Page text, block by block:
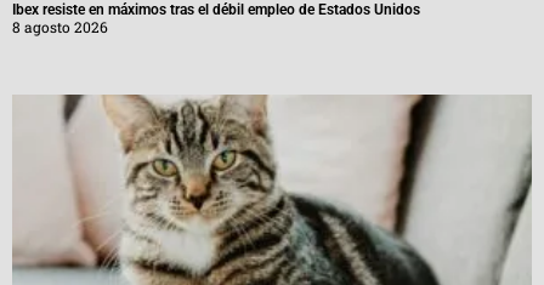
Ibex resiste en máximos tras el débil empleo de Estados Unidos
8 agosto 2026